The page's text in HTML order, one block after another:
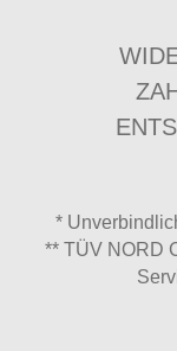
*
** TÜV NORD